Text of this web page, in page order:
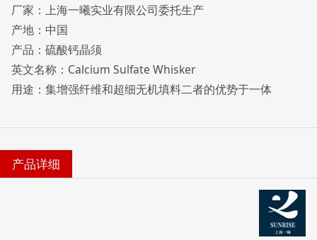
厂家：上海一曦实业有限公司委托生产
产地：中国
产品：硫酸钙晶须
英文名称：Calcium Sulfate Whisker
用途：集增强纤维和超细无机填料二者的优势于一体
产品详细